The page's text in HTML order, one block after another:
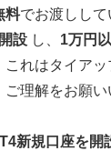
料でお渡しし
設 し、 1万円
これはタイア
理解をお願い
新規口座を開